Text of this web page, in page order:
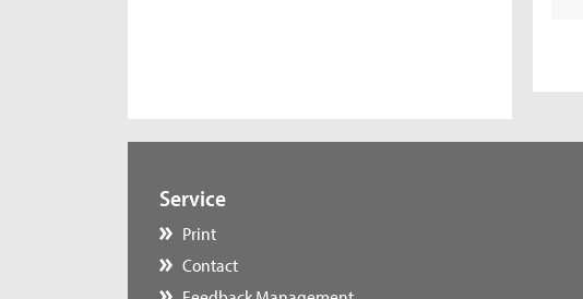
Service
Print
Contact